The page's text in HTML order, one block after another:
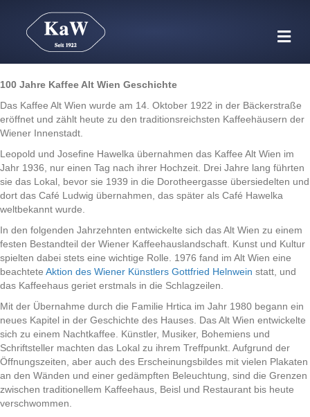
100 Jahre Kaffee Alt Wien Geschichte
Das Kaffee Alt Wien wurde am 14. Oktober 1922 in der Bäckerstraße
eröffnet und zählt heute zu den traditionsreichsten Kaffeehäusern der
Wiener Innenstadt.
Leopold und Josefine Hawelka übernahmen das Kaffee Alt Wien im
Jahr 1936, nur einen Tag nach ihrer Hochzeit. Drei Jahre lang führten
sie das Lokal, bevor sie 1939 in die Dorotheergasse übersiedelten und
dort das Café Ludwig übernahmen, das später als Café Hawelka
weltbekannt wurde.
In den folgenden Jahrzehnten entwickelte sich das Alt Wien zu einem
festen Bestandteil der Wiener Kaffeehauslandschaft. Kunst und Kultur
spielten dabei stets eine wichtige Rolle. 1976 fand im Alt Wien eine
beachtete Aktion des Wiener Künstlers Gottfried Helnwein statt, und
das Kaffeehaus geriet erstmals in die Schlagzeilen.
Mit der Übernahme durch die Familie Hrtica im Jahr 1980 begann ein
neues Kapitel in der Geschichte des Hauses. Das Alt Wien entwickelte
sich zu einem Nachtkaffee. Künstler, Musiker, Bohemiens und
Schriftsteller machten das Lokal zu ihrem Treffpunkt. Aufgrund der
Öffnungszeiten, aber auch des Erscheinungsbildes mit vielen Plakaten
an den Wänden und einer gedämpften Beleuchtung, sind die Grenzen
zwischen traditionellem Kaffeehaus, Beisl und Restaurant bis heute
verschwommen.